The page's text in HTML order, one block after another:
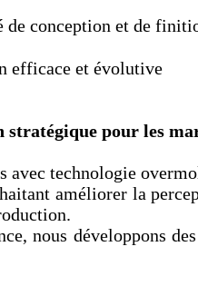
conception et de
efficace et évolutive
stratégique pour les
avec technologie
améliorer la
nous développons